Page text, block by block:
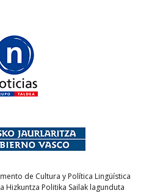
de Cultura y Política Lingüística
Hizkuntza Politika Sailak lagunduta